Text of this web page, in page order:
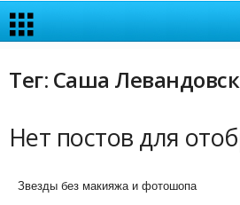
Тег: Саша
Нет постов для
Звезды без макияжа и фотошопа